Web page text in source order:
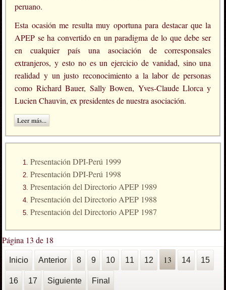
peruano.
Esta ocasión me resulta muy oportuna para destacar que la
APEP se ha convertido en un paradigma de lo que debe ser
en cualquier país una asociación de corresponsales
extranjeros, y esto no es un ejercicio de vanidad, sino una
realidad y un justo reconocimiento a la labor de personas
como Richard Bauer, Sally Bowen, Yves-Claude Llorca y
Lucien Chauvin, ex presidentes de nuestra asociación.
Leer más...
Presentación DPI-Perú 1999
Presentación DPI-Perú 1998
Presentación del Directorio APEP 1989
Presentación del Directorio APEP 1988
Presentación del Directorio APEP 1987
Página 13 de 18
Inicio Anterior 8 9 10 11 12 13 14 15
16 17 Siguiente Final